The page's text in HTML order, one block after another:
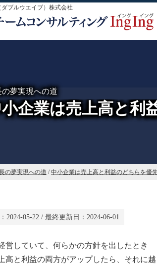
ダブルウエイブ）株式会社
の夢実現への道
企業は売上高と利
の夢実現への道 /中小企業は売上高と利益のどちらを優
2024-05-22 / 最終更新日： 2024-06-01
営していて、何らかの方針を出したとき
高と利益の両方がアップしたら、それに越